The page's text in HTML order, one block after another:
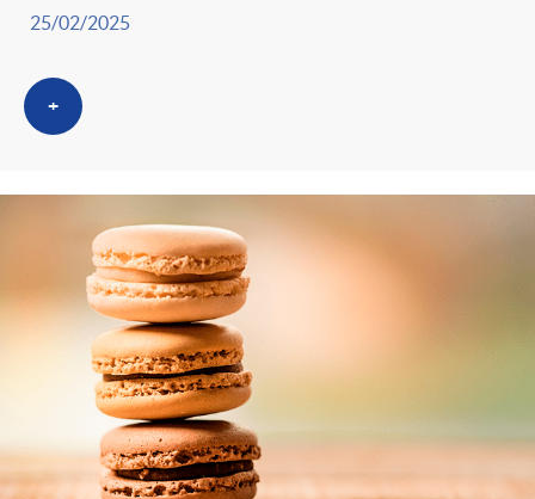
25/02/2025
+